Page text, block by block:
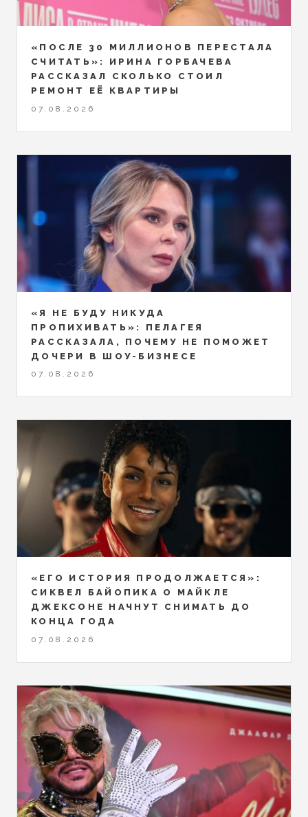
«ПОСЛЕ 30 МИЛЛИОНОВ ПЕРЕСТАЛА
СЧИТАТЬ»: ИРИНА ГОРБАЧЕВА
РАССКАЗАЛ СКОЛЬКО СТОИЛ
РЕМОНТ ЕЁ КВАРТИРЫ
07.08.2026
«Я НЕ БУДУ НИКУДА
ПРОПИХИВАТЬ»: ПЕЛАГЕЯ
РАССКАЗАЛА, ПОЧЕМУ НЕ ПОМОЖЕТ
ДОЧЕРИ В ШОУ-БИЗНЕСЕ
07.08.2026
«ЕГО ИСТОРИЯ ПРОДОЛЖАЕТСЯ»:
СИКВЕЛ БАЙОПИКА О МАЙКЛЕ
ДЖЕКСОНЕ НАЧНУТ СНИМАТЬ ДО
КОНЦА ГОДА
07.08.2026